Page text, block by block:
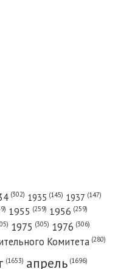
(302) 1935 (145) 1937 (147)
1955 (259) 1956 (259)
1975 (305) 1976 (306)
Комитета (280)
(1653) апрель (1696)